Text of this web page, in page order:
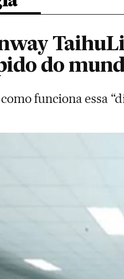
do
funciona essa